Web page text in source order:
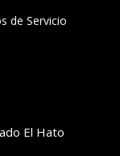
de Servicio
El Hato